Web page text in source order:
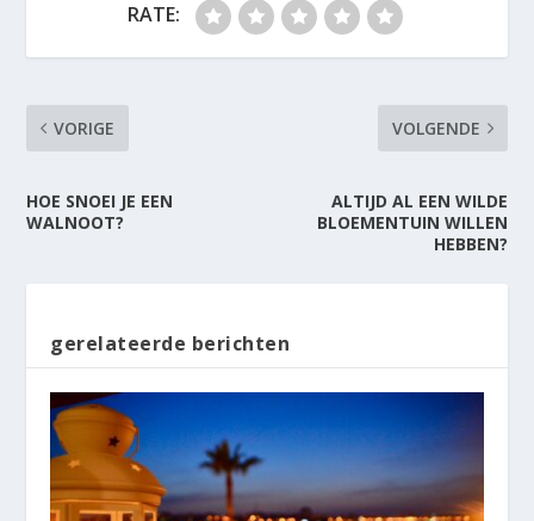
RATE:
VORIGE
HOE SNOEI JE EEN
WALNOOT?
VOLGENDE
ALTIJD AL EEN WILDE
BLOEMENTUIN WILLEN
HEBBEN?
gerelateerde berichten